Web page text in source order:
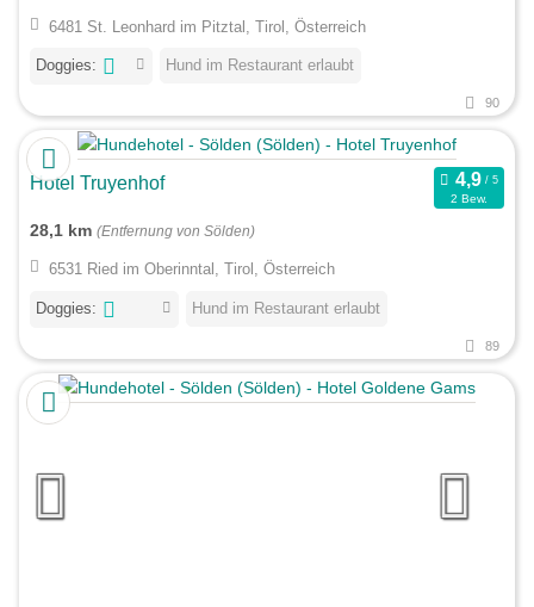
6481 St. Leonhard im Pitztal, Tirol, Österreich
Doggies: Hund im Restaurant erlaubt
90
Hotel Truyenhof
2 Bew.
28,1 km (Entfernung von Sölden)
6531 Ried im Oberinntal, Tirol, Österreich
Doggies: Hund im Restaurant erlaubt
89